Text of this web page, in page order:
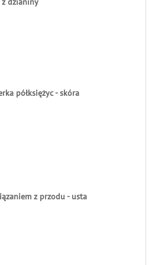
półksiężyc - skóra
z przodu - usta